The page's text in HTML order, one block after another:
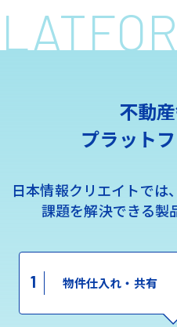
不動
プラット
日本情報クリエイトでは
課題を解決できる製
1 物件仕入れ・共有